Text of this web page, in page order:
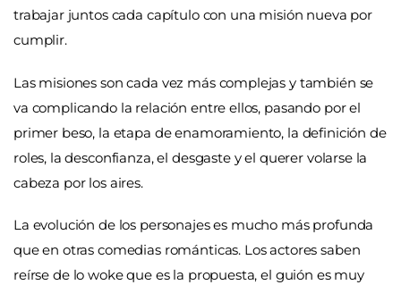
trabajar juntos cada capítulo con una misión nueva por
cumplir.
Las misiones son cada vez más complejas y también se
va complicando la relación entre ellos, pasando por el
primer beso, la etapa de enamoramiento, la definición de
roles, la desconfianza, el desgaste y el querer volarse la
cabeza por los aires.
La evolución de los personajes es mucho más profunda
que en otras comedias románticas. Los actores saben
reírse de lo woke que es la propuesta, el guión es muy